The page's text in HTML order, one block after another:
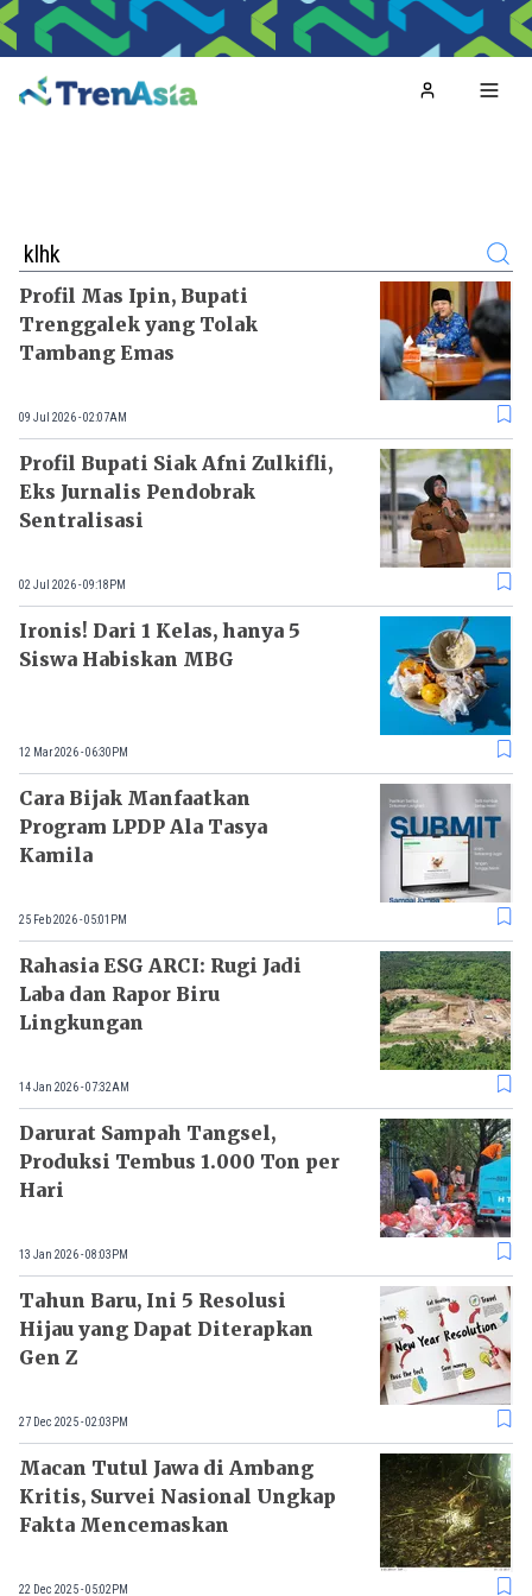
Home
Search
Profil Mas Ipin, Bupati
Trenggalek yang Tolak
Tambang Emas
09 Jul 2026 - 02:07AM
Profil Bupati Siak Afni Zulkifli,
Eks Jurnalis Pendobrak
Sentralisasi
02 Jul 2026 - 09:18PM
Ironis! Dari 1 Kelas, hanya 5
Siswa Habiskan MBG
12 Mar 2026 - 06:30PM
Cara Bijak Manfaatkan
Program LPDP Ala Tasya
Kamila
25 Feb 2026 - 05:01PM
Rahasia ESG ARCI: Rugi Jadi
Laba dan Rapor Biru
Lingkungan
14 Jan 2026 - 07:32AM
Darurat Sampah Tangsel,
Produksi Tembus 1.000 Ton per
Hari
13 Jan 2026 - 08:03PM
Tahun Baru, Ini 5 Resolusi
Hijau yang Dapat Diterapkan
Gen Z
27 Dec 2025 - 02:03PM
Macan Tutul Jawa di Ambang
Kritis, Survei Nasional Ungkap
Fakta Mencemaskan
22 Dec 2025 - 05:02PM